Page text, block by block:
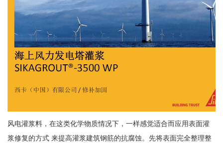
风电灌浆料，在这类化学物质情况下，一样感觉适合而应用表面灌
浆修复的方式 来提高灌浆建筑钢筋的抗腐蚀。先将表面完全整理整